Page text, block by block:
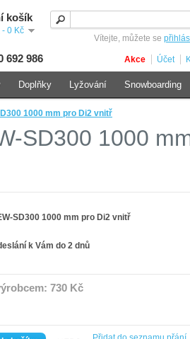
košík
0 Kč
Vítejte, můžete se
692 986 Akce Účet
1000 mm pro Di2 vnitř
SD300 1000
SD300 1000 mm pro Di2 vnitř
k Vám do 2 dnů
730 Kč
Doplňky Lyžování Snowboarding